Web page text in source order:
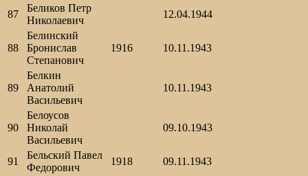
87
Беликов Петр
Николаевич
12.04.1944
88
Белинский
Бронислав
Степанович
1916 10.11.1943
89
Белкин
Анатолий
Васильевич
10.11.1943
90
Белоусов
Николай
Васильевич
09.10.1943
91
Бельский Павел
Федорович
1918 09.11.1943